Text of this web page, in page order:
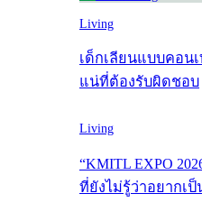
Living
เด็กเลียนแบบคอน
แน่ที่ต้องรับผิดชอบ
Living
“KMITL EXPO
ที่ยังไม่รู้ว่าอยากเป็